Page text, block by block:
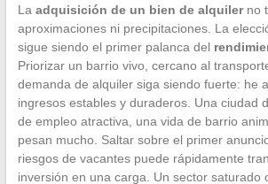
La adquisición de un bien de alquilerno
aproximaciones ni precipitaciones. La
sigue siendo el primer palanca del
Priorizar un barrio vivo, cercano al
demanda de alquiler siga siendo fuerte: he
ingresos estables y duraderos. Una ciudad
de empleo atractiva, una vida de barrio
pesan mucho. Saltar sobre el primer
riesgos de vacantes puede rápidamente
inversión en una carga. Un sector saturado